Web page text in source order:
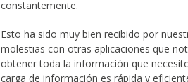
constantemente.
Esto ha sido muy bien recibido por
molestias con otras aplicaciones que
obtener toda la información que
carga de información es rápida y